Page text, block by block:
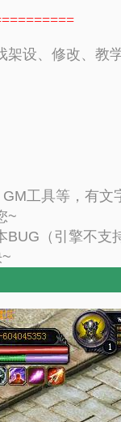
架设、修改、教
工具等，有文
~
BUG（引擎不支